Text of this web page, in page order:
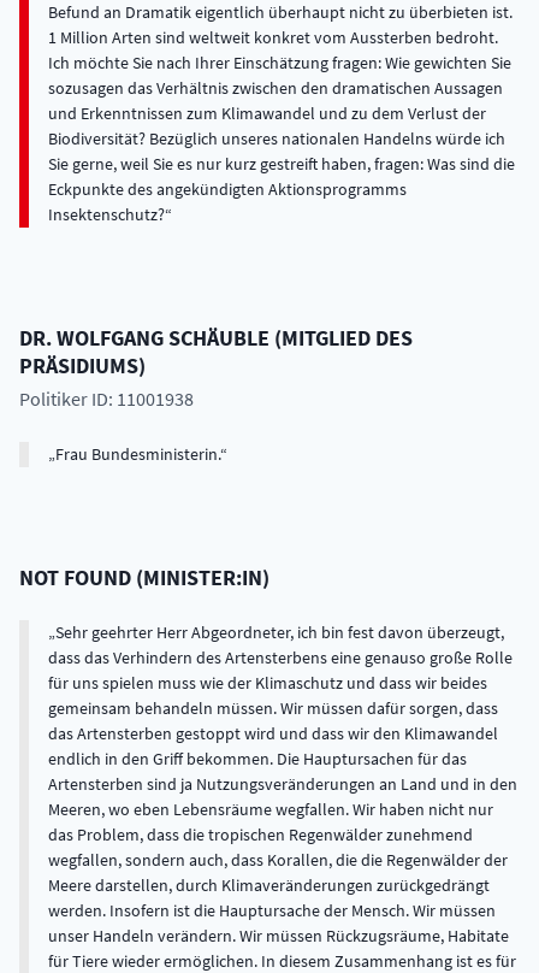
Befund an Dramatik eigentlich überhaupt nicht zu überbieten ist.
1 Million Arten sind weltweit konkret vom Aussterben bedroht.
Ich möchte Sie nach Ihrer Einschätzung fragen: Wie gewichten Sie
sozusagen das Verhältnis zwischen den dramatischen Aussagen
und Erkenntnissen zum Klimawandel und zu dem Verlust der
Biodiversität? Bezüglich unseres nationalen Handelns würde ich
Sie gerne, weil Sie es nur kurz gestreift haben, fragen: Was sind die
Eckpunkte des angekündigten Aktionsprogramms
Insektenschutz?
DR.WOLFGANGSCHÄUBLE (MITGLIED DES
PRÄSIDIUMS)
Politiker ID: 11001938
Frau Bundesministerin.
NOT FOUND (MINISTER:IN)
Sehr geehrter Herr Abgeordneter, ich bin fest davon überzeugt,
dass das Verhindern des Artensterbens eine genauso große Rolle
für uns spielen muss wie der Klimaschutz und dass wir beides
gemeinsam behandeln müssen. Wir müssen dafür sorgen, dass
das Artensterben gestoppt wird und dass wir den Klimawandel
endlich in den Griff bekommen. Die Hauptursachen für das
Artensterben sind ja Nutzungsveränderungen an Land und in den
Meeren, wo eben Lebensräume wegfallen. Wir haben nicht nur
das Problem, dass die tropischen Regenwälder zunehmend
wegfallen, sondern auch, dass Korallen, die die Regenwälder der
Meere darstellen, durch Klimaveränderungen zurückgedrängt
werden. Insofern ist die Hauptursache der Mensch. Wir müssen
unser Handeln verändern. Wir müssen Rückzugsräume, Habitate
für Tiere wieder ermöglichen. In diesem Zusammenhang ist es für